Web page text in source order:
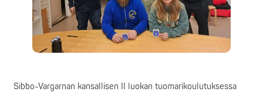
Sibbo-Vargarnan kansallisen II luokan tuomarikoulutuksessa